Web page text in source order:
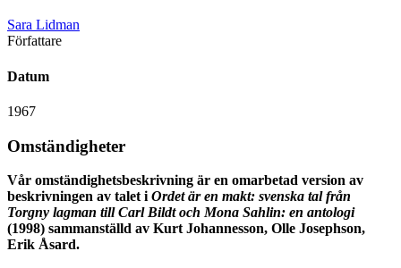
Sara Lidman
Författare
Datum
1967
Omständigheter
Vår omständighetsbeskrivning är en omarbetad version av
beskrivningen av talet i Ordet är en makt: svenska tal från
Torgny lagman till Carl Bildt och Mona Sahlin: en antologi
(1998) sammanställd av Kurt Johannesson, Olle Josephson,
Erik Åsard.